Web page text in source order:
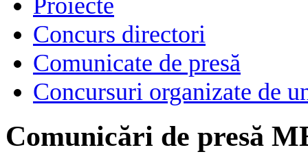
Proiecte
Concurs directori
Comunicate de presă
Concursuri organizate de
Comunicări de presă